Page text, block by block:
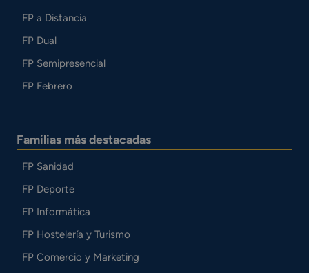
FP a Distancia
FP Dual
FP Semipresencial
FP Febrero
Familias más destacadas
FP Sanidad
FP Deporte
FP Informática
FP Hostelería y Turismo
FP Comercio y Marketing